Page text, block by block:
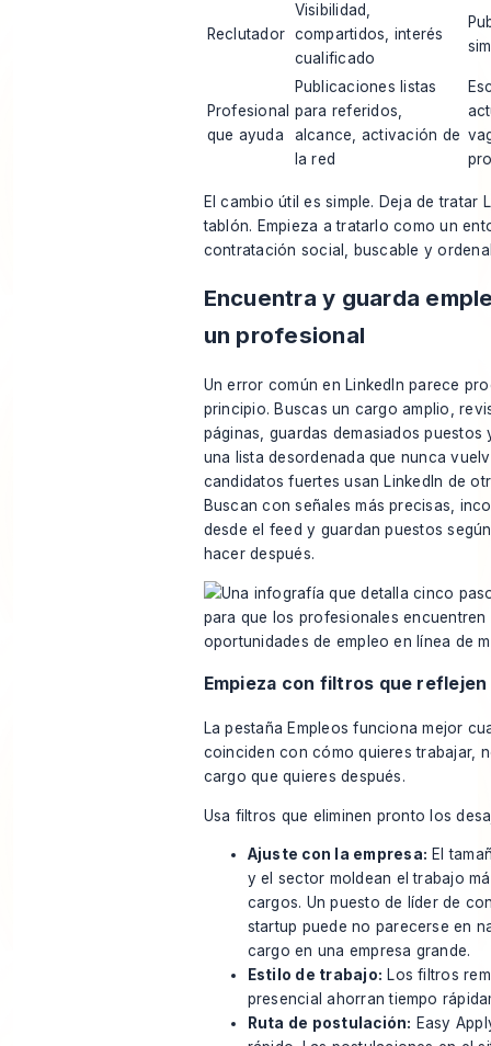
Reclutador
Visibilidad,
compartidos, interés
cualificado
Profesional
que ayuda
Publicaciones listas
para referidos,
alcance, activación de
la red
El cambio útil es simple. Deja de tratar
tablón. Empieza a tratarlo como un
contratación social, buscable y
Encuentra y guarda
un profesional
Un error común en LinkedIn parece
principio. Buscas un cargo amplio,
páginas, guardas demasiados puestos
una lista desordenada que nunca
candidatos fuertes usan LinkedIn de
Buscan con señales más precisas,
desde el feed y guardan puestos
hacer después.
Empieza con filtros que
La pestaña Empleos funciona mejor
coinciden con cómo quieres trabajar,
cargo que quieres después.
Usa filtros que eliminen pronto los
Ajuste con la empresa: El
y el sector moldean el trabajo
cargos. Un puesto de líder de
startup puede no parecerse en
cargo en una empresa grande.
Estilo de trabajo: Los filtros
presencial ahorran tiempo
Ruta de postulación: Easy